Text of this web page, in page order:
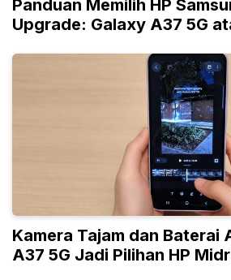
Panduan Memilih HP
Upgrade: Galaxy A37 5G
Kamera Tajam dan Baterai
A37 5G Jadi Pilihan HP